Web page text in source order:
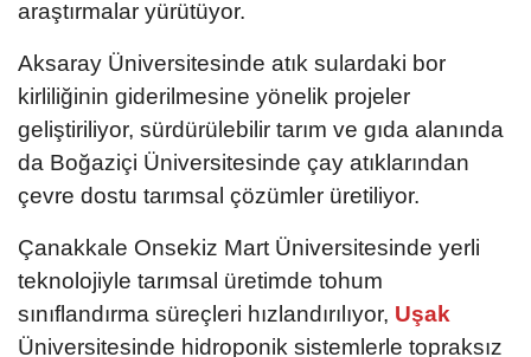
araştırmalar yürütüyor.
Aksaray Üniversitesinde atık sulardaki bor
kirliliğinin giderilmesine yönelik projeler
geliştiriliyor, sürdürülebilir tarım ve gıda alanında
da Boğaziçi Üniversitesinde çay atıklarından
çevre dostu tarımsal çözümler üretiliyor.
Çanakkale Onsekiz Mart Üniversitesinde yerli
teknolojiyle tarımsal üretimde tohum
sınıflandırma süreçleri hızlandırılıyor, Uşak
Üniversitesinde hidroponik sistemlerle topraksız